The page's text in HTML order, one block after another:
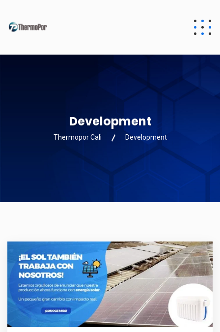
Development
Thermopor Cali Development